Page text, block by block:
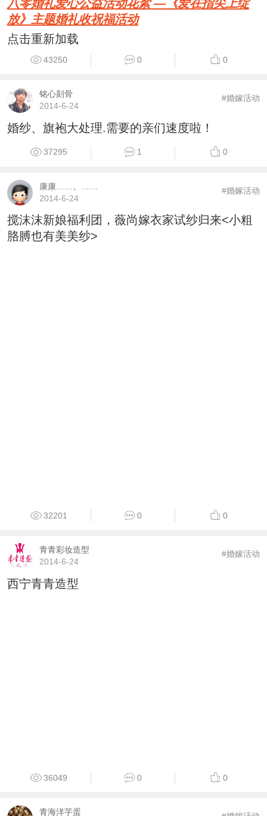
八零婚礼爱心公益活动花絮 —《爱在指尖上绽
放》主题婚礼收祝福活动
点击重新加载
43250 0 0
铭心刻骨
2014-6-24
#婚嫁活动
婚纱、旗袍大处理.需要的亲们速度啦！
37295 1 0
康康……。……
2014-6-24
#婚嫁活动
搅沫沫新娘福利团，薇尚嫁衣家试纱归来<小粗
胳膊也有美美纱>
32201 0 0
青青彩妆造型
2014-6-24
#婚嫁活动
西宁青青造型
36049 0 0
青海洋芋蛋